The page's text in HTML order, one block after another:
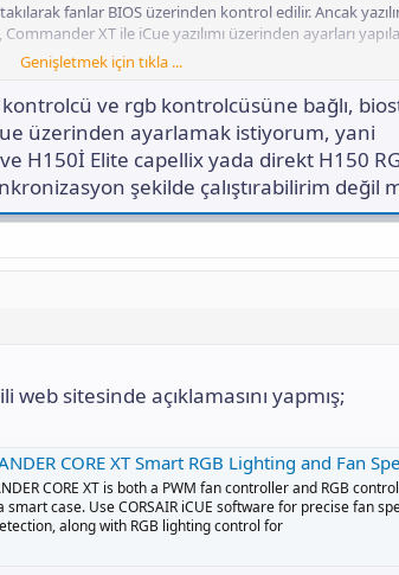
fanlar BIOS üzerinden kontrol edilir. Ancak
XT ile iCue yazılımı üzerinden ayarları
Genişletmek için tıkla ...
kontrolcü ve rgb kontrolcüsüne bağlı,
üzerinden ayarlamak istiyorum, yani
H150İ Elite capellix yada direkt H150
şekilde çalıştırabilirim değil
sitesinde açıklamasını yapmış;
CORE XT Smart RGB Lighting and Fan Speed
CORE XT is both a PWM fan controller and RGB
smart case. Use CORSAIR iCUE software for precise fan
along with RGB lighting control for